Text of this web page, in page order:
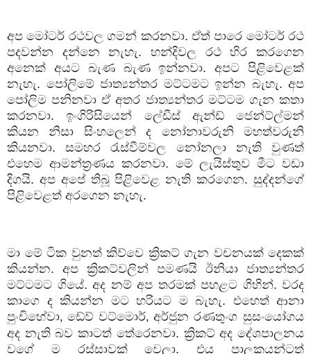
අප මෝටර් රථවල ගමන් කරනවා. ඒත් පාරෙ මෝටර් රථ
පදවන්න දන්නෙ නැහැ. හන්දිවල රථ හිර කරගෙන
අනෙක් අයට බැණ බැණ ඉන්නවා. අපට පිළිවෙළක්
නැහැ. පෝලිමේ ජාත්‍යන්තර මට්ටමට ඉන්න බැහැ. අප
පෝලිම පනිනවා ඒ අතර ජාත්‍යන්තර මට්ටම ගැන කතා
කරනවා. ඉංගිරිසියෙන් ලේඩීස් ඇන්ඩ් ජෙන්ට්ල්මන්
කියන නිසා සිංහලෙන් ද නෝනාවරුනි මහත්වරුනි
කියනවා. සමහර රැස්වීම්වල නෝනලා නැති වුණත්
එහෙම ආමන්ත්‍රණය කරනවා. මේ ලැයිස්තුව මීට වඩා
දිගයි. අප අපේ තිබූ පිළිවෙළ නැති කරගෙන. සුද්දන්ගේ
පිළිවෙළත් අරගෙන නැහැ.
මා මේ ටික වුනත් කිව්වෙ ක්‍රිකට් ගැන වචනයක් දෙකක්
කියන්න. අප ක්‍රිකට්වලින් පමණයි ඊනියා ජාත්‍යන්තර
මට්ටමට ගියේ. අද නම් අප තරමක් පහළට ගිහින්. වරද
කාගෙ ද කියන්න මට හරියට ම බැහැ. එහෙත් ආනා
පුංචිහේවා, ඩේව් වට්මොර්, අර්ජුන රණතුංග සුසංයෝගය
අද නැති බව කාටත් තේරෙනවා. ක්‍රිකට් අද දේශපාලනය
වගේ ම රස්සාවක් වෙලා. එය පාලකයන්ටත්